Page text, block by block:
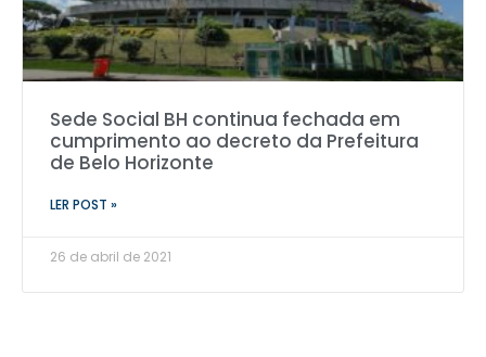
Sede Social BH continua fechada em
cumprimento ao decreto da Prefeitura
de Belo Horizonte
LER POST »
26 de abril de 2021